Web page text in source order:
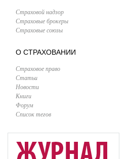
Страховой надзор
Страховые брокеры
Страховые союзы
О СТРАХОВАНИИ
Страховое право
Статьи
Новости
Книги
Форум
Список тегов